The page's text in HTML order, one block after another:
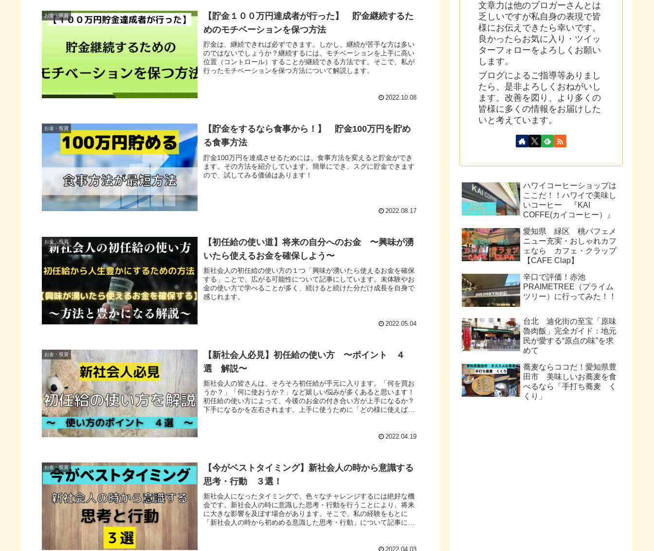
お金・投資
【貯金１００万円達成者が行った】 貯金継続するた
めのモチベーションを保つ方法
貯金は、継続できれば必ずできます。しかし、継続が苦手な方は多い
のではないでしょうか？継続するには、モチベーションを上手に高い
位置（コントロール）することが継続できる方法です。そこで、私が
行ったモチベーションを保つ方法について解説します。
2022.10.08
お金・投資
【貯金をするなら食事から！】 貯金100万円を貯め
る食事方法
貯金100万円を達成させるためには、食事方法を変えると貯金ができ
ます。その方法を紹介しています。簡単にでき、スグに貯金できます
ので、試してみる価値はあります！
2022.08.17
お金・投資
【初任給の使い道】将来の自分へのお金 〜興味が湧
いたら使えるお金を確保しよう〜
新社会人の初任給の使い方の１つ「興味が湧いたら使えるお金を確保
する」ことで、広がる可能性について記事にしています。未体験やお
金の使い方で学べることが多く、続けると続けた分だけ成長を自身で
感じれます。
2022.05.04
お金・投資
【新社会人必見】初任給の使い方 〜ポイント ４
選 解説〜
新社会人の皆さんは、そろそろ初任給が手元に入ります。「何を買お
うか？」「何に使おうか？」など嬉しい悩みが多くあると思います！
初任給の使い方によって、今後のお金の付き合い方が上手になるか？
下手になるかを左右されます。上手に使うために「どの様に使えば良
2022.04.19
お金・投資
【今がベストタイミング】新社会人の時から意識する
思考・行動 ３選！
新社会人になったタイミングで、色々なチャレンジするには絶好な機
会です。新社会人の時に意識した思考・行動を行うことにより、将来
に大きな影響を及ぼす場合があります。そこで、私の経験をもとに
「新社会人の時から初めめる意識した思考・行動」について記事にし
2022.04.03
文章力は他のブロガーさんとは
乏しいですが私自身の表現で皆
様にお伝えできたら幸いです。
良かったらお気に入り・ツイッ
ターフォローをよろしくお願い
します。
ブログによるご指導等ありまし
たら、是非よろしくおねがいし
ます。改善を図り、より多くの
皆様に多くの情報をお届けした
いと考えています。
ハワイコーヒーショップは
ここだ！！ハワイで美味し
いコーヒー 『KAI
COFFE(カイコーヒー）』
愛知県 緑区 桃パフェメ
ニュー充実・おしゃれカフ
ェなら カフェ・クラップ
【CAFE Clap】
辛口で評価！赤池
PRAIMETREE（プライム
ツリー）に行ってみた！！
台北 迪化街の至宝「原味
魯肉飯」完全ガイド：地元
民が愛する“原点の味”を求
めて
蕎麦ならココだ！愛知県豊
田市 美味しいお蕎麦を食
べるなら「手打ち蕎麦 く
くり」